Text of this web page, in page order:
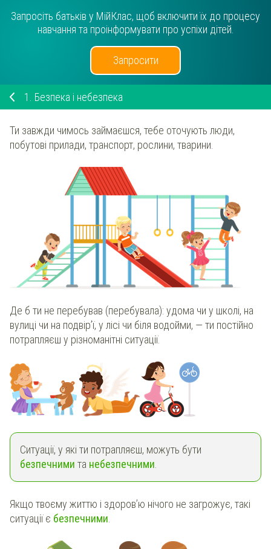
Запросіть батьків у МійКлас, щоб включити їх до процесу
навчання та проінформувати про успіхи дітей.
Запросити
1. Безпека і небезпека
Ти завжди чимось займаєшся, тебе оточують люди,
побутові прилади, транспорт, рослини, тварини.
Де б ти не перебував (перебувала): удома чи у школі, на
вулиці чи на подвір’ї, у лісі чи біля водойми, — ти постійно
потрапляєш у різноманітні ситуації.
Ситуації, у які ти потрапляєш, можуть бути
безпечними та небезпечними.
Якщо твоєму життю і здоров’ю нічого не загрожує, такі
ситуації є безпечними.